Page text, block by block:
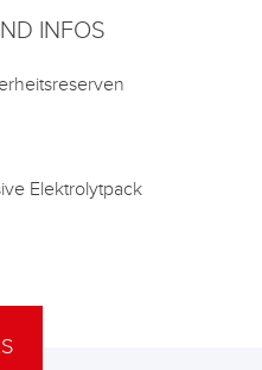
INFOS
Elektrolytpack